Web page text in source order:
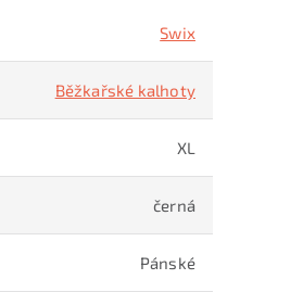
Swix
Běžkařské kalhoty
XL
černá
Pánské